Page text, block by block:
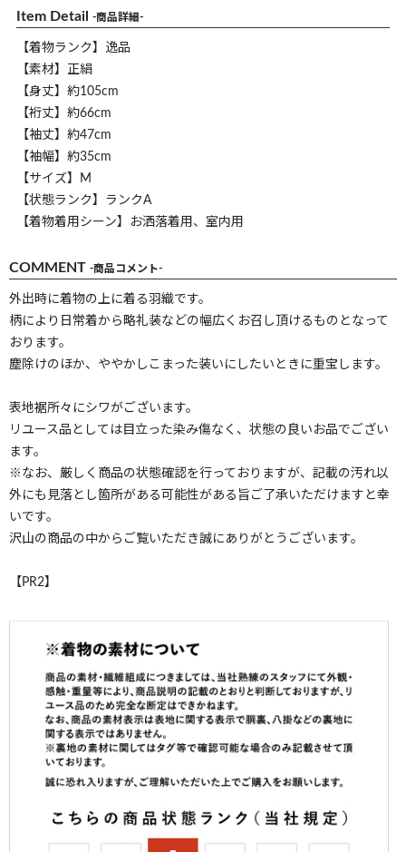
Item Detail -商品詳細-
【着物ランク】逸品
【素材】正絹
【身丈】約105cm
【裄丈】約66cm
【袖丈】約47cm
【袖幅】約35cm
【サイズ】M
【状態ランク】ランクA
【着物着用シーン】お洒落着用、室内用
COMMENT -商品コメント-
外出時に着物の上に着る羽織です。
柄により日常着から略礼装などの幅広くお召し頂けるものとなって
おります。
塵除けのほか、ややかしこまった装いにしたいときに重宝します。
表地裾所々にシワがございます。
リユース品としては目立った染み傷なく、状態の良いお品でござい
ます。
※なお、厳しく商品の状態確認を行っておりますが、記載の汚れ以
外にも見落とし箇所がある可能性がある旨ご了承いただけますと幸
いです。
沢山の商品の中からご覧いただき誠にありがとうございます。
【PR2】